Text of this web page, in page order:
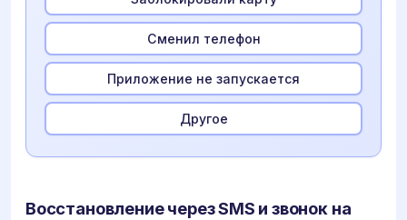
Сменил телефон
Приложение не запускается
Другое
Восстановление через SMS и звонок на